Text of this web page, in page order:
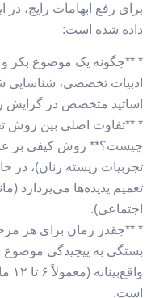
برای رفع ابهامات رایج، در
داده شده است:
* **چگونه یک موضوع بکر و
ادبیات تخصصی،
اساتید متخصص در گرایش
* **تفاوت اصلی بین روش
چیست؟** روش کیفی بر
تجربیات زیسته زنان)، در
تعمیم پدیده‌ها می‌پردازد
اجتماعی).
* **چقدر زمان برای هر
بستگی به پیچیدگی موضوع
است.